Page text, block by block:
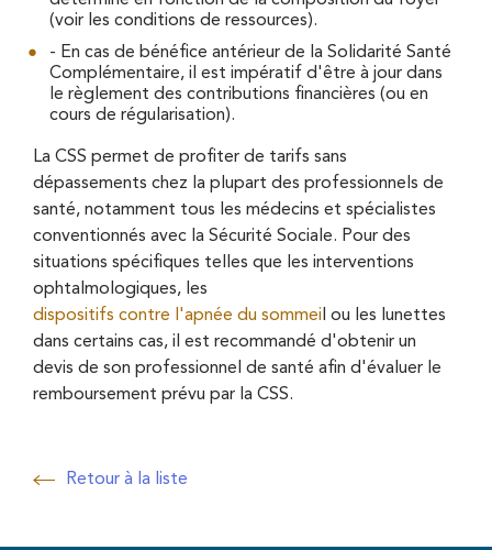
(voir les conditions de ressources).
- En cas de bénéfice antérieur de la Solidarité Santé
Complémentaire, il est impératif d'être à jour dans
le règlement des contributions financières (ou en
cours de régularisation).
La CSS permet de profiter de tarifs sans
dépassements chez la plupart des professionnels de
santé, notamment tous les médecins et spécialistes
conventionnés avec la Sécurité Sociale. Pour des
situations spécifiques telles que les interventions
ophtalmologiques, les
dispositifs contre l'apnée du sommei l ou les lunettes
dans certains cas, il est recommandé d'obtenir un
devis de son professionnel de santé afin d'évaluer le
remboursement prévu par la CSS.
Retour à la liste
Retour à la liste